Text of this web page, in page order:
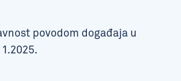
povodom događaja u